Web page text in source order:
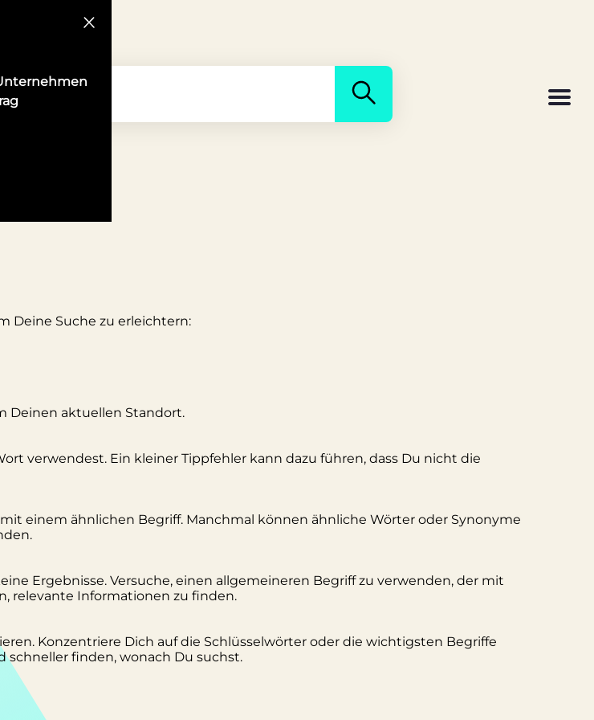
Deine Suche zu erleichtern:
Deinen aktuellen Standort.
verwendest. Ein kleiner Tippfehler kann dazu führen, dass Du nicht die
einem ähnlichen Begriff. Manchmal können ähnliche Wörter oder Synonyme
Ergebnisse. Versuche, einen allgemeineren Begriff zu verwenden, der mit
relevante Informationen zu finden.
Konzentriere Dich auf die Schlüsselwörter oder die wichtigsten Begriffe
schneller finden, wonach Du suchst.